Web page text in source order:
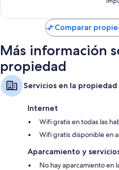
Comparar
Más información
propiedad
Servicios en la propiedad
Internet
Wifi gratis en todas las
Wifi gratis disponible en
Aparcamiento y
No hay aparcamiento en